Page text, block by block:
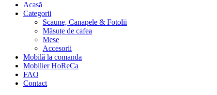
Acasă
Categorii
Scaune, Canapele & Fotolii
Măsuțe de cafea
Mese
Accesorii
Mobilă la comanda
Mobilier HoReCa
FAQ
Contact